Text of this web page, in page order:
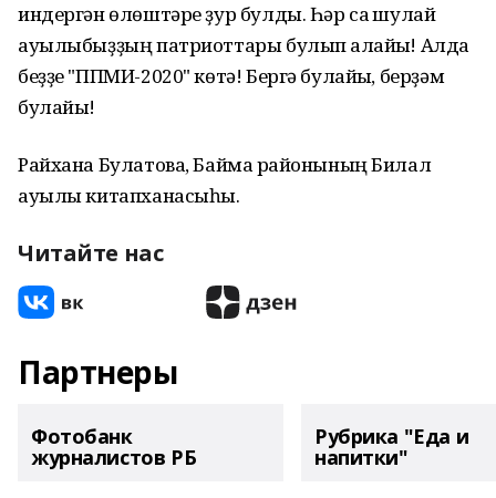
индергән өлөштәре ҙур булды. Һәр саҡ шулай
ауылыбыҙҙың патриоттары булып ҡалайыҡ! Алда
беҙҙе "ППМИ-2020" көтә! Бергә булайыҡ, берҙәм
булайыҡ!
Райхана Булатова, Баймаҡ районының Билал
ауылы китапханасыһы.
Читайте нас
Партнеры
Фотобанк
журналистов РБ
Рубрика "Еда и
напитки"